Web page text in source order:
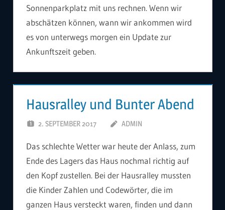
Sonnenparkplatz mit uns rechnen. Wenn wir
abschätzen können, wann wir ankommen wird
es von unterwegs morgen ein Update zur
Ankunftszeit geben.
Hausralley und Bunter Abend
2. SEPTEMBER 2017 ADMIN
Das schlechte Wetter war heute der Anlass, zum
Ende des Lagers das Haus nochmal richtig auf
den Kopf zustellen. Bei der Hausralley mussten
die Kinder Zahlen und Codewörter, die im
ganzen Haus versteckt waren, finden und dann